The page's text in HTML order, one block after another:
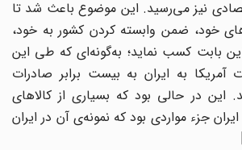
نیز می‌‌رسید. این موضوع باعث شد تا
خود، ضمن وابسته کردن کشور به خود،
بابت کسب نماید؛ به‌گونه‌‌ای که طی این
به ایران به بیست برابر صادرات
این در حالی بود که بسیاری از کالاهای
جزء مواردی بود که نمونه‌ی آن در ایران